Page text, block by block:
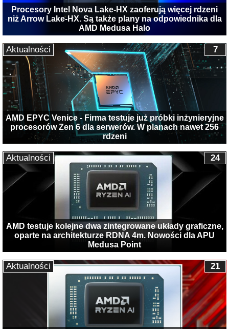
Procesory Intel Nova Lake-HX zaoferują więcej rdzeni
niż Arrow Lake-HX. Są także plany na odpowiednika dla
AMD Medusa Halo
AMD EPYC Venice - Firma testuje już próbki inżynieryjne
procesorów Zen 6 dla serwerów. W planach nawet 256
rdzeni
7
Aktualności
AMD testuje kolejne dwa zintegrowane układy graficzne,
oparte na architekturze RDNA 4m. Nowości dla APU
Medusa Point
24
Aktualności
21
Aktualności